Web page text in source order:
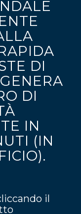
DI
DI
IN
(IN
il